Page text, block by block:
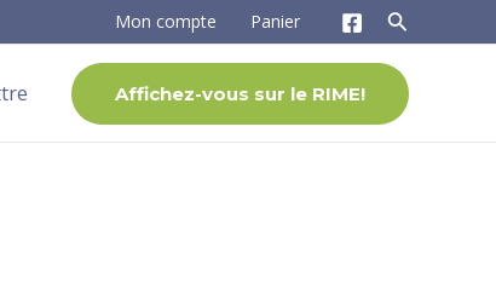
Mon compte Panier
Affichez-vous sur le RIME!